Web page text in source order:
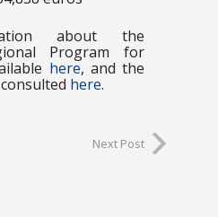
about the
Program for
here, and the
here.
Next Post